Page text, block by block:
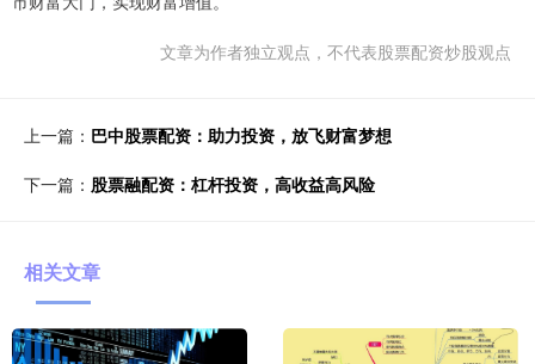
文章为作者独立观点，不代表股票配资炒股观点
上一篇： 巴中股票配资：助力投资，放飞财富梦想
下一篇： 股票融配资：杠杆投资，高收益高风险
相关文章